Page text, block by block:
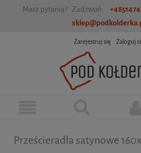
Masz pytania? Zadzwoń:
Zarejestruj się Zaloguj
Prześcieradła satynowe